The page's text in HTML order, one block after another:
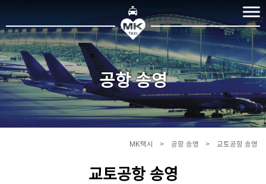
공항 송영
MK택시 공항 송영 교토공항 송영
교토공항 송영